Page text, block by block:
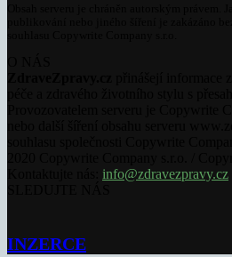
info@zdravezpravy.cz
INZERCE